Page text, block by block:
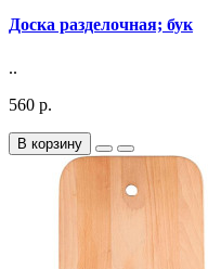
Доска разделочная; бук
..
560 р.
В корзину